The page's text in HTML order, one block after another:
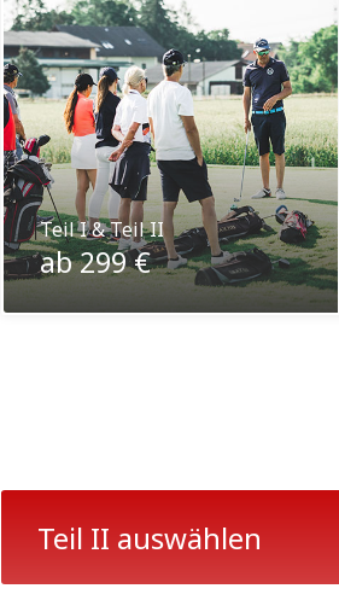
Teil I & Teil II
ab 299 €
Teil II auswählen